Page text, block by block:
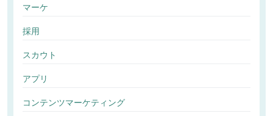
マーケ
採用
スカウト
アプリ
コンテンツマーケティング